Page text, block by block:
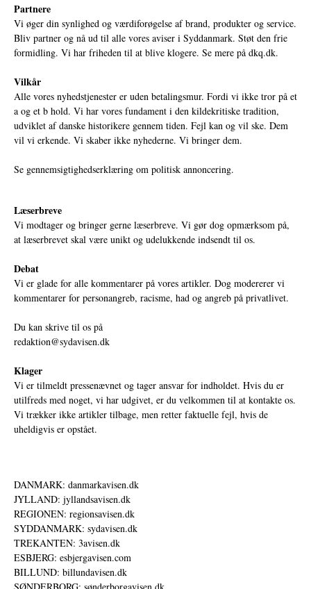
Partnere
Vi øger din synlighed og værdiforøgelse af brand, produkter og service.
Bliv partner og nå ud til alle vores aviser i Syddanmark. Støt den frie
formidling. Vi har friheden til at blive klogere. Se mere på dkq.dk.
Vilkår
Alle vores nyhedstjenester er uden betalingsmur. Fordi vi ikke tror på et
a og et b hold. Vi har vores fundament i den kildekritiske tradition,
udviklet af danske historikere gennem tiden. Fejl kan og vil ske. Dem
vil vi erkende. Vi skaber ikke nyhederne. Vi bringer dem.
Se gennemsigtighedserklæring om politisk annoncering.
Læserbreve
Vi modtager og bringer gerne læserbreve. Vi gør dog opmærksom på,
at læserbrevet skal være unikt og udelukkende indsendt til os.
Debat
Vi er glade for alle kommentarer på vores artikler. Dog modererer vi
kommentarer for personangreb, racisme, had og angreb på privatlivet.
Du kan skrive til os på
redaktion@sydavisen.dk
Klager
Vi er tilmeldt pressenævnet og tager ansvar for indholdet. Hvis du er
utilfreds med noget, vi har udgivet, er du velkommen til at kontakte os.
Vi trækker ikke artikler tilbage, men retter faktuelle fejl, hvis de
uheldigvis er opstået.
DANMARK: danmarkavisen.dk
JYLLAND: jyllandsavisen.dk
REGIONEN: regionsavisen.dk
SYDDANMARK: sydavisen.dk
TREKANTEN: 3avisen.dk
ESBJERG: esbjergavisen.com
BILLUND: billundavisen.dk
SØNDERBORG: sønderborgavisen.dk